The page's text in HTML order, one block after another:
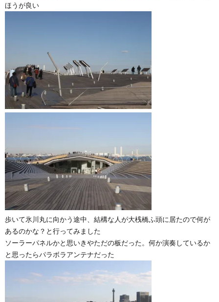
ほうが良い
歩いて氷川丸に向かう途中、結構な人が大桟橋ふ頭に居たので何が
あるのかな？と行ってみました
ソーラーパネルかと思いきやただの板だった。何か演奏しているか
と思ったらパラボラアンテナだった